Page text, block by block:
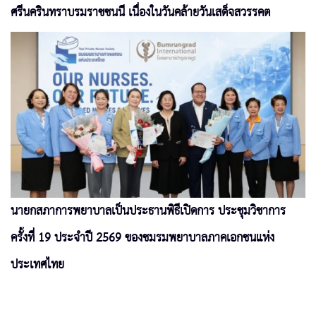
ศรีนครินทราบรมราชชนนี เนื่องในวันคล้ายวันเสด็จสวรรคต
นายกสภาการพยาบาลเป็นประธานพิธีเปิดการ ประชุมวิชาการ
ครั้งที่ 19 ประจำปี 2569 ของชมรมพยาบาลภาคเอกชนแห่ง
ประเทศไทย